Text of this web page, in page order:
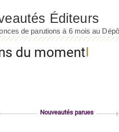
du moment
Nouveautés parues